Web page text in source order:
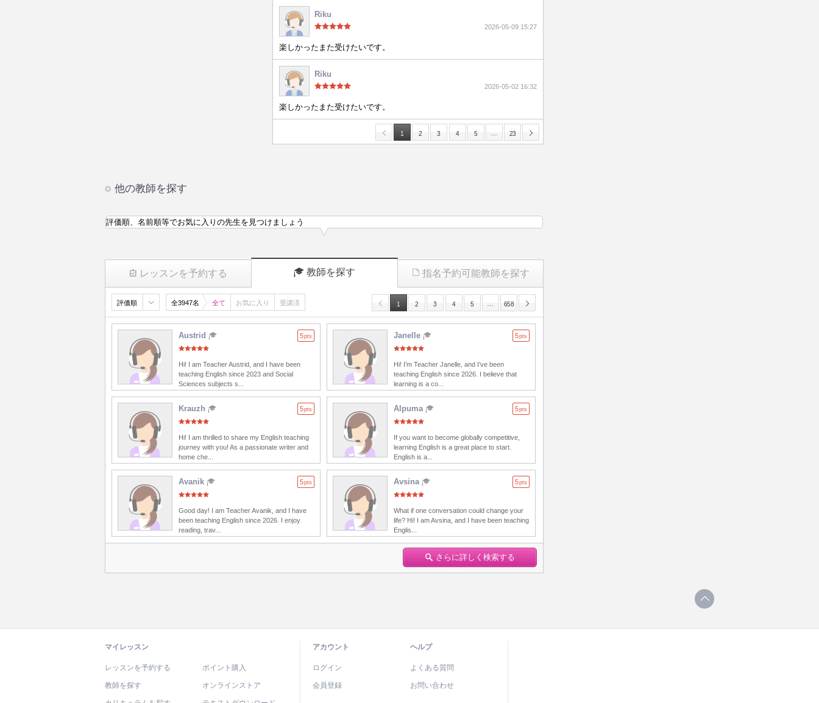
Riku
2026-05-09 15:27
楽しかったまた受けたいです。
Riku
2026-05-02 16:32
楽しかったまた受けたいです。
1 2 3 4 5 23
他の教師を探す
レッスンを予約する 教師を探す 指名予約可能教師を探す
評価順、名前順等でお気に入りの先生を見つけましょう
評価順 全3947名 全て お気に入り 受講済 1 2 3 4 5 658
Austrid 5pts
Hi! I am Teacher Austrid, and I have been
teaching English since 2023 and Social
Sciences subjects s...
Janelle 5pts
Hi! I’m Teacher Janelle, and I’ve been
teaching English since 2026. I believe that
learning is a co...
Krauzh 5pts
Hi! I am thrilled to share my English teaching
journey with you! As a passionate writer and
home che...
Alpuma 5pts
If you want to become globally competitive,
learning English is a great place to start.
English is a...
Avanik 5pts
Good day! I am Teacher Avanik, and I have
been teaching English since 2026. I enjoy
reading, trav...
Avsina 5pts
What if one conversation could change your
life? Hi! I am Avsina, and I have been teaching
Englis...
さらに詳しく検索する
マイレッスン
レッスンを予約する ポイント購入
教師を探す オンラインストア
アカウント
ログイン
会員登録
ヘルプ
よくある質問
お問い合わせ